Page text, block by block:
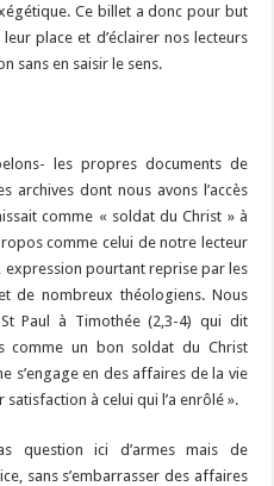
Ce billet a donc pour but
place et d’éclairer nos lecteurs
sans en saisir le sens.
les propres documents de
archives dont nous avons l’accès
comme « soldat du Christ » à
comme celui de notre lecteur
expression pourtant reprise par les
de nombreux théologiens. Nous
Paul à Timothée (2,3-4) qui dit
comme un bon soldat du Christ
s’engage en des affaires de la vie
à celui qui l’a enrôlé ».
question ici d’armes mais de
sans s’embarrasser des affaires